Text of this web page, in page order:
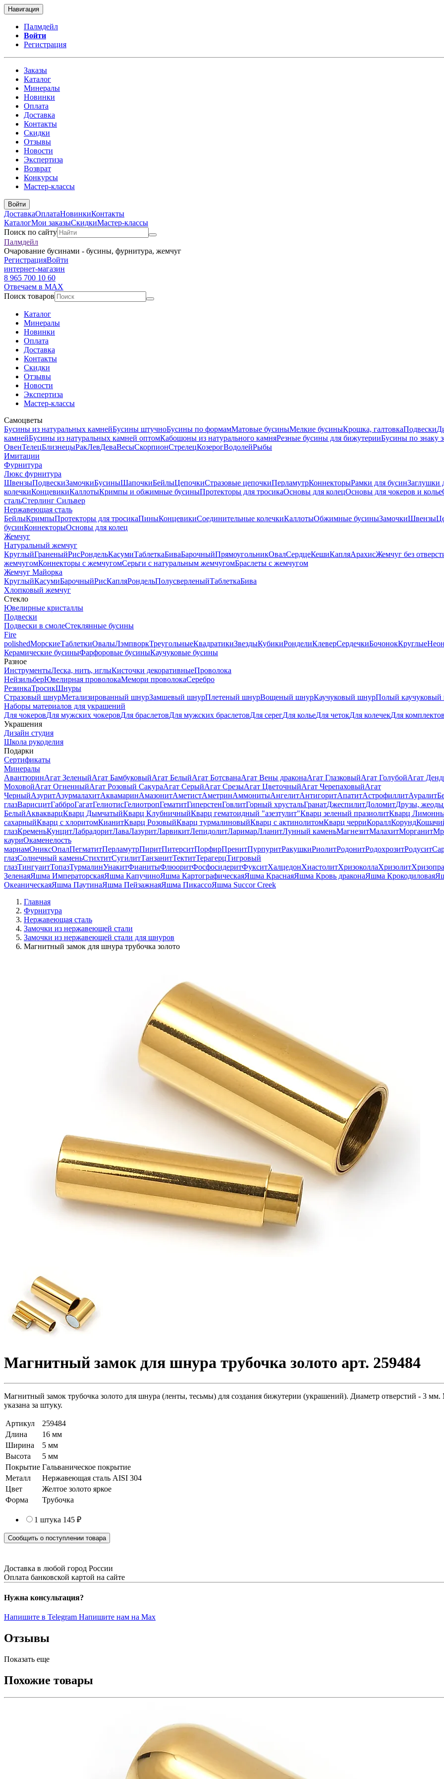
Навигация
Палмдейл
Войти
Регистрация
Заказы
Каталог
Минералы
Новинки
Оплата
Доставка
Контакты
Скидки
Отзывы
Новости
Экспертиза
Возврат
Конкурсы
Мастер-классы
Войти
ДоставкаОплатаНовинкиКонтакты
КаталогМои заказыСкидкиМастер-классы
Поиск по сайту
Палмдейл
Очарование бусинами - бусины, фурнитура, жемчуг
РегистрацияВойти
интернет-магазин
8 965 700 10 60
Отвечаем в MAX
Поиск товаров
Каталог
Минералы
Новинки
Оплата
Доставка
Контакты
Скидки
Отзывы
Новости
Экспертиза
Мастер-классы
Самоцветы
Бусины из натуральных камнейБусины штучноБусины по формамМатовые бусиныМелкие бусиныКрошка, галтовкаПодвески
камнейБусины из натуральных камней оптомКабошоны из натурального камняРезные бусины для бижутерииБусины по знаку
ОвенТелецБлизнецыРакЛевДеваВесыСкорпионСтрелецКозерогВодолейРыбы
Имитации
Фурнитура
Люкс фурнитура
ШвензыПодвескиЗамочкиБусиныШапочкиБейлыЦепочкиСтразовые цепочкиПерламутрКоннекторыРамки для бусинЗаглушки
колечкиКонцевикиКаллотыКримпы и обжимные бусиныПротекторы для тросикаОсновы для колецОсновы для чокеров и колье
стальСтерлинг Сильвер
Нержавеющая сталь
БейлыКримпыПротекторы для тросикаПиныКонцевикиСоединительные колечкиКаллотыОбжимные бусиныЗамочкиШвензы
бусинКоннекторыОсновы для колец
Жемчуг
Натуральный жемчуг
КруглыйГраненыйРисРондельКасумиТаблеткаБиваБарочныйПрямоугольникОвалСердцеКешиКапляАрахисЖемчуг без
жемчугомКоннекторы с жемчугомСерьги с натуральным жемчугомБраслеты с жемчугом
Жемчуг Майорка
КруглыйКасумиБарочныйРисКапляРондельПолусверленыйТаблеткаБива
Хлопковый жемчуг
Стекло
Ювелирные кристаллы
Подвески
Подвески в смолеСтеклянные бусины
Fire
polishedМорскиеТаблеткиОвалыЛэмпворкТреугольныеКвадратикиЗвездыКубикиРонделиКлеверСердечкиБочонокКруглые
Керамические бусиныФарфоровые бусиныКаучуковые бусины
Разное
ИнструментыЛеска, нить, иглыКисточки декоративныеПроволока
НейзильберЮвелирная проволокаМемори проволокаСеребро
РезинкаТросикШнуры
Стразовый шнурМетализированный шнурЗамшевый шнурПлетеный шнурВощеный шнурКаучуковый шнурПолый
Наборы материалов для украшений
Для чокеровДля мужских чокеровДля браслетовДля мужских браслетовДля серегДля кольеДля четокДля колечекДля
Украшения
Дизайн студия
Школа рукоделия
Подарки
Сертификаты
Минералы
АвантюринАгат ЗеленыйАгат БамбуковыйАгат БелыйАгат БотсванаАгат Вены драконаАгат ГлазковыйАгат ГолубойАгат
МоховойАгат ОгненныйАгат Розовый СакураАгат СерыйАгат СрезыАгат ЦветочныйАгат ЧерепаховыйАгат
ЧерныйАзуритАзурмалахитАквамаринАмазонитАметистАметринАммонитыАнгелитАнтигоритАпатитАстрофиллитАуралит
глазВарисцитГабброГагатГелиотисГелиотропГематитГиперстенГовлитГорный хрустальГранатДжеспилитДоломитДрузы, жеоды
БелыйАквакварцКварц ДымчатыйКварц КлубничныйКварц гематоидный "азезтулит"Кварц зеленый празиолитКварц
сахарныйКварц с хлоритомКианитКварц РозовыйКварц турмалиновыйКварц с актинолитомКварц черриКораллКорунд
глазКременьКунцитЛабрадоритЛаваЛазуритЛарвикитЛепидолитЛаримарЛланитЛунный каменьМагнезитМалахитМорганит
кауриОкаменелость
мариамОниксОпалПегматитПерламутрПиритПитерситПорфирПренитПурпуритРакушкиРиолитРодонитРодохрозитРодусит
глазСолнечный каменьСтихтитСугилитТанзанитТектитТерагерцТигровый
глазТингуаитТопазТурмалинУнакитФианитыФлюоритФосфосидеритФукситХалцедонХиастолитХризоколлаХризолит
ЗеленаяЯшма ИмператорскаяЯшма КапучиноЯшма КартографическаяЯшма КраснаяЯшма Кровь драконаЯшма Крокодиловая
ОкеаническаяЯшма ПаутинаЯшма ПейзажнаяЯшма ПикассоЯшма Succor Creek
Главная
Фурнитура
Нержавеющая сталь
Замочки из нержавеющей стали
Замочки из нержавеющей стали для шнуров
Магнитный замок для шнура трубочка золото
Магнитный замок для шнура трубочка золото арт. 259484
Магнитный замок трубочка золото для шнура (ленты, тесьмы) для создания бижутерии (украшений). Диаметр отверстий - 3
указана за штуку.
Артикул
259484
Длина
16 мм
Ширина
5 мм
Высота
5 мм
Покрытие Гальваническое покрытие
Металл
Нержавеющая сталь AISI 304
Цвет
Желтое золото яркое
Форма
Трубочка
1 штука 145 ₽
Сообщить о поступлении товара
Доставка в любой город России
Оплата банковской картой на сайте
Нужна консультация?
Напишите в Telegram Напишите нам на Max
Отзывы
Показать еще
Похожие товары